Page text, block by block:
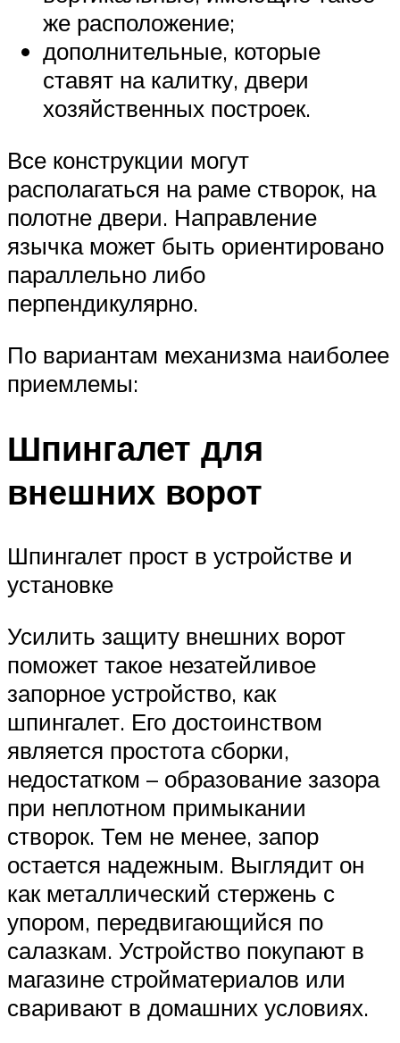
же расположение;
дополнительные, которые
ставят на калитку, двери
хозяйственных построек.
Все конструкции могут
располагаться на раме створок, на
полотне двери. Направление
язычка может быть ориентировано
параллельно либо
перпендикулярно.
По вариантам механизма наиболее
приемлемы:
Шпингалет для
внешних ворот
Шпингалет прост в устройстве и
установке
Усилить защиту внешних ворот
поможет такое незатейливое
запорное устройство, как
шпингалет. Его достоинством
является простота сборки,
недостатком – образование зазора
при неплотном примыкании
створок. Тем не менее, запор
остается надежным. Выглядит он
как металлический стержень с
упором, передвигающийся по
салазкам. Устройство покупают в
магазине стройматериалов или
сваривают в домашних условиях.